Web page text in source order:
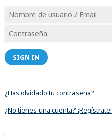
SIGN IN
¿Has olvidado tu contraseña?
¿No tienes una cuenta? ¡Regístrate!